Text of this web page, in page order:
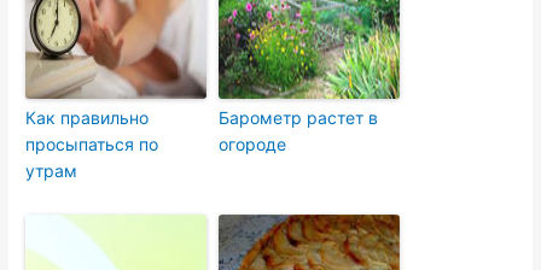
Как правильно
просыпаться по
утрам
Барометр растет в
огороде